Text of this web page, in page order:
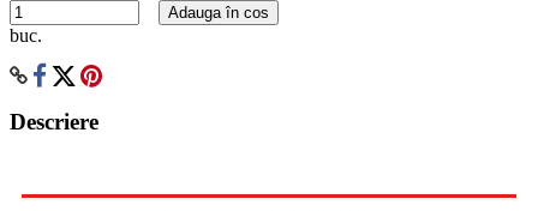
buc.
Adauga în cos
Descriere